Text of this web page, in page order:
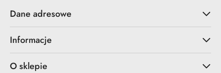
Dane adresowe
Informacje
O sklepie